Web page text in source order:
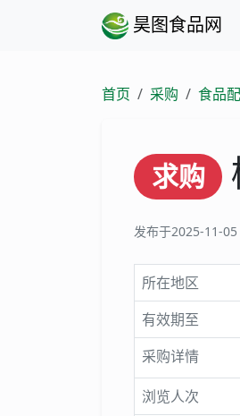
昊图食品网
首页 采购 食品
求购
发布于2025-11-
所在地区
有效期至
采购详情
浏览人次